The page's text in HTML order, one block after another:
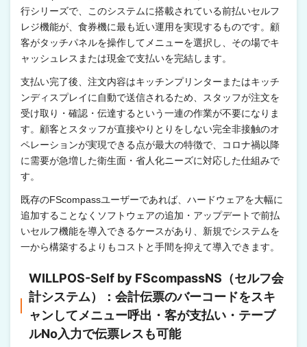
行シリーズで、このシステムに搭載されている前払いセルフ
レジ機能が、食券機に最も近い運用を実現するものです。顧
客がタッチパネルを操作してメニューを選択し、その場でキ
ャッシュレスまたは現金で支払いを完結します。
支払い完了後、注文内容はキッチンプリンターまたはキッチ
ンディスプレイに自動で送信されるため、スタッフが注文を
受け取り・確認・伝達するという一連の作業が不要になりま
す。顧客とスタッフが直接やりとりをしない完全非接触のオ
ペレーションが実現できる点が最大の特徴で、コロナ禍以降
に需要が急増した衛生面・省人化ニーズに対応した仕組みで
す。
既存のFScompassユーザーであれば、ハードウェアを大幅に
追加することなくソフトウェアの追加・アップデートで前払
いセルフ機能を導入できるケースがあり、新規でシステムを
一から構築するよりもコストと手間を抑えて導入できます。
WILLPOS-Self by FScompassNS（セルフ会
計システム）：会計伝票のバーコードをスキ
ャンしてメニュー呼出・客が支払い・テーブ
ルNo入力で伝票レスも可能